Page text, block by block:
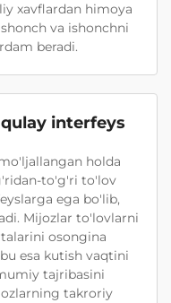
xavflardan himoya
va ishonchni
beradi.
interfeys
holda
to'g'ri to'lov
ega bo'lib,
Mijozlar to'lovlarni
osongina
esa kutish vaqtini
tajribasini
takroriy